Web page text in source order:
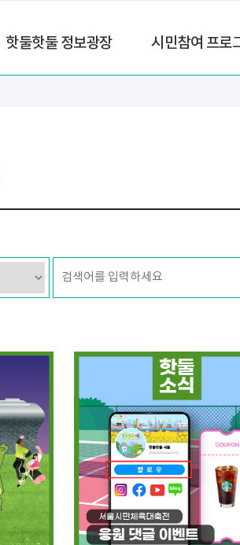
핫둘핫둘 정보광장 시민참여 프로